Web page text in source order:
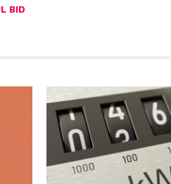
BID